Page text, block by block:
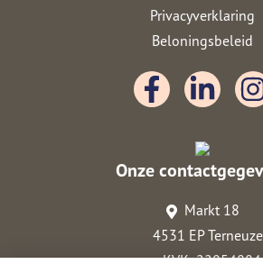
Privacyverklaring
Beloningsbeleid
Onze
Markt 18
4531 EP
KVK: 22054884